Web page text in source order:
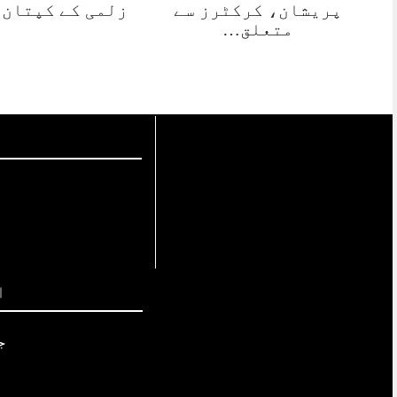
پریشان، کرکٹرز سے
متعلق…
زلمی کے